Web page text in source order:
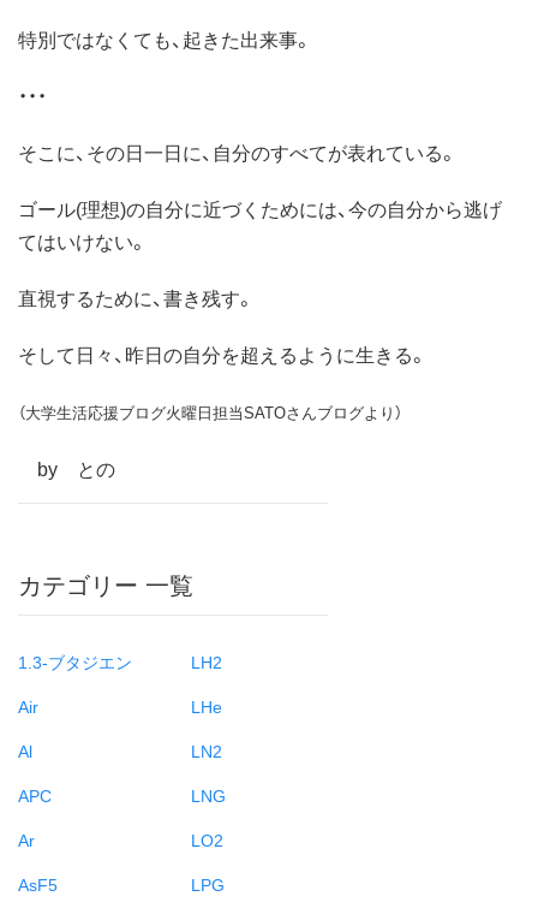
特別ではなくても、起きた出来事。
・・・
そこに、その日一日に、自分のすべてが表れている。
ゴール(理想)の自分に近づくためには、今の自分から逃げ
てはいけない。
直視するために、書き残す。
そして日々、昨日の自分を超えるように生きる。
（大学生活応援ブログ火曜日担当SATOさんブログより）
by との
カテゴリー 一覧
1.3-ブタジエン
Air
Al
APC
Ar
AsF5
LH2
LHe
LN2
LNG
LO2
LPG